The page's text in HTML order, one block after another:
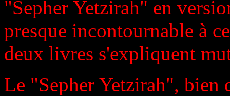
"Sepher Yetzirah" en
presque incontournable à
deux livres s'expliquent
Le "Sepher Yetzirah",